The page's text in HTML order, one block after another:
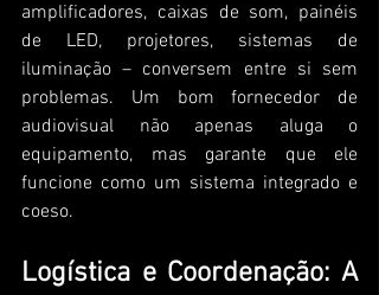
amplificadores, caixas de som, painéis
de LED, projetores, sistemas de
iluminação – conversem entre si sem
problemas. Um bom fornecedor de
audiovisual não apenas aluga o
equipamento, mas garante que ele
funcione como um sistema integrado e
coeso.
Logística e Coordenação: A